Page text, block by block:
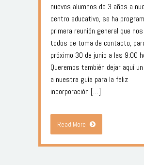
nuevos alumnos de 3 años a
centro educativo, se ha
primera reunión general que
todos de toma de contacto,
próximo 30 de junio a las 9:00
Queremos también dejar aquí
a nuestra guía para la feliz
incorporación […]
Read More